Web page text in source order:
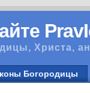
Христа,
Богородицы